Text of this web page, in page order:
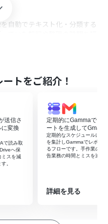
自動でテキスト化・分類する
フォーム、Notionを
を選択し、「フォームに回答
ションを設定します。
Driveの「ファイルをダ
を設定し、フォームに添付さ
ータを取得します。
トをご紹介！
送信さ
変換
で読み取
へ保
ミスを減
。
定期的にGammaでフ
ートを生成してGmail
定期的なスケジュールに合
を集計しGammaでレポー
るフローです。手作業の集
告業務の時間とミスを減ら
詳細を見る